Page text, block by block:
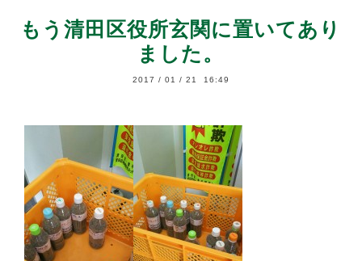
もう清田区役所玄関に置いてあり
ました。
2017 / 01 / 21 16:49